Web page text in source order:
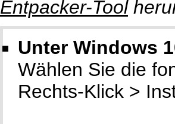
Entpacker-Tool
Unter Windows
Wählen Sie die
Rechts-Klick >